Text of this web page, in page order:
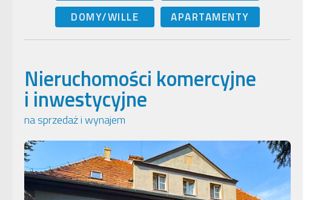
DOMY/WILLE
APARTAMENTY
Nieruchomości komercyjne
i inwestycyjne
na sprzedaż i wynajem